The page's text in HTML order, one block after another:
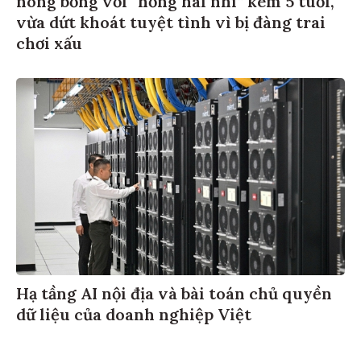
vừa dứt khoát tuyệt tình vì bị đàng trai
chơi xấu
Hạ tầng AI nội địa và bài toán chủ quyền
dữ liệu của doanh nghiệp Việt